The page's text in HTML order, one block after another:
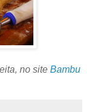
no site Bambu